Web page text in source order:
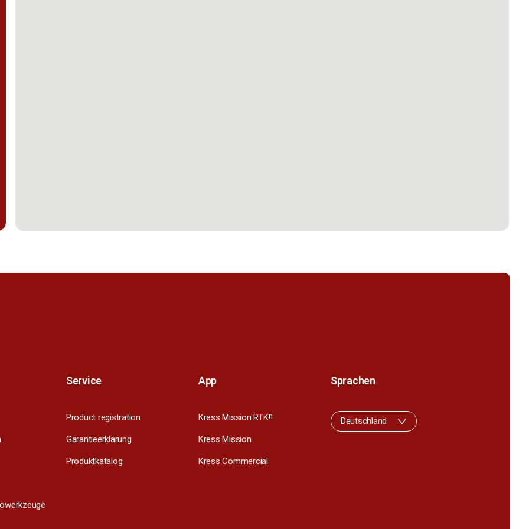
Service
Product registration
Garantieerklärung
Produktkatalog
App
Kress Mission RTKn
Kress Mission
Kress Commercial
Sprachen
Deutschland